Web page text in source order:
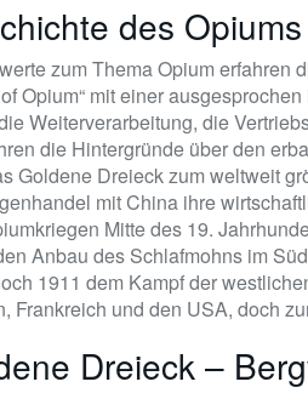
des Opiums
zum Thema Opium erfahren
Opium“ mit einer
Weiterverarbeitung, die
die Hintergründe über den
Goldene Dreieck zum weltweit
mit China ihre
Mitte des 19.
Anbau des Schlafmohns im
1911 dem Kampf der
Frankreich und den USA, doch
Dreieck –